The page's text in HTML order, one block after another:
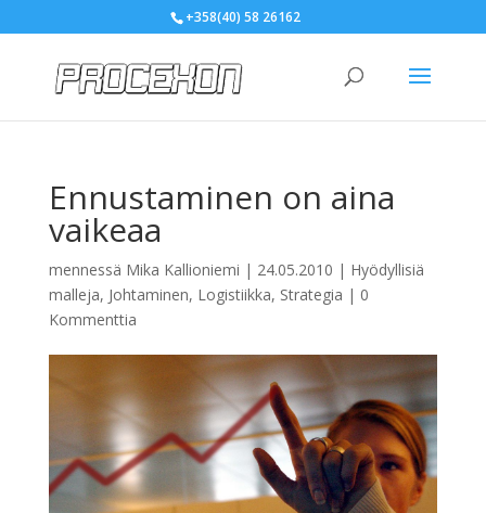
+358(40) 58 26162
Ennustaminen on aina
vaikeaa
mennessä Mika Kallioniemi | 24.05.2010 | Hyödyllisiä
malleja, Johtaminen, Logistiikka, Strategia | 0
Kommenttia